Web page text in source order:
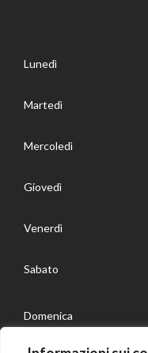
Lunedì
Martedì
Mercoledì
Giovedì
Venerdì
Sabato
Domenica